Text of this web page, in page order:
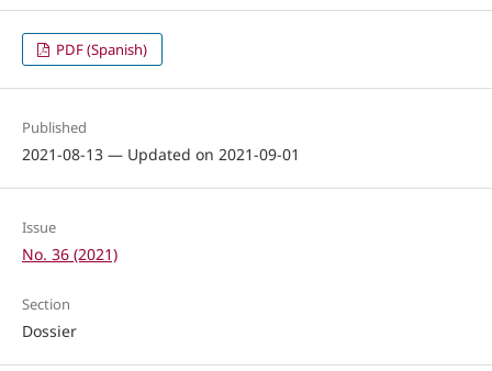
PDF (Spanish)
Published
2021-08-13 — Updated on 2021-09-01
Issue
No. 36 (2021)
Section
Dossier